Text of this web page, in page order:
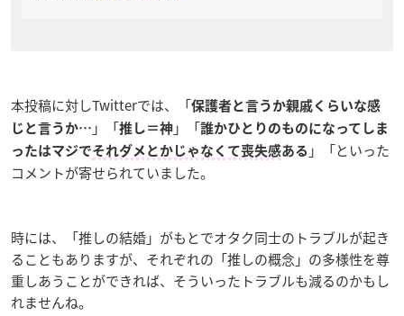
本投稿に対しTwitterでは、「保護者と言うか親戚くらいな感
じと言うか… 」「推し＝神 」「誰かひとりのものになってしま
ったはマジでそれダメとかじゃなくて喪失感ある 」「といった
コメントが寄せられていました。
時には、「推しの結婚」がもとでオタク同士のトラブルが起き
ることもありますが、それぞれの「推しの概念」の多様性を尊
重しあうことができれば、そういったトラブルも減るのかもし
れませんね。